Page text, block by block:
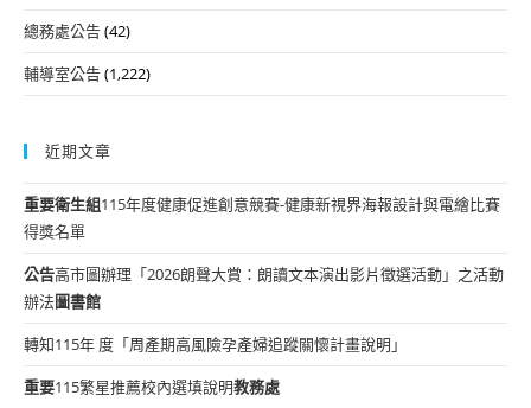
總務處公告(42)
輔導室公告(1,222)
近期文章
重要衛生組115年度健康促進創意競賽-健康新視界海報設計與電繪比賽
得獎名單
公告高市圖辦理「2026朗聲大賞：朗讀文本演出影片徵選活動」之活動
辦法圖書館
轉知115年 度「周產期高風險孕產婦追蹤關懷計畫說明」
重要115繁星推薦校內選填說明教務處